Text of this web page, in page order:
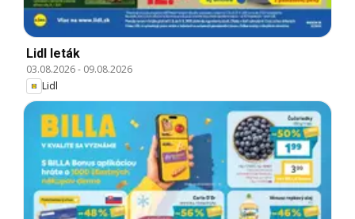
Lidl leták
03.08.2026- 09.08.2026
Lidl